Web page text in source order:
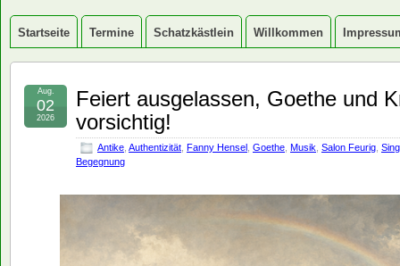
Startseite Termine Schatzkästlein Willkommen
Feiert ausgelassen, Goethe und
vorsichtig!
Antike Authentizität Fanny Hensel Goethe Musik Salon Feurig
Begegnung
Aug.
02
2026